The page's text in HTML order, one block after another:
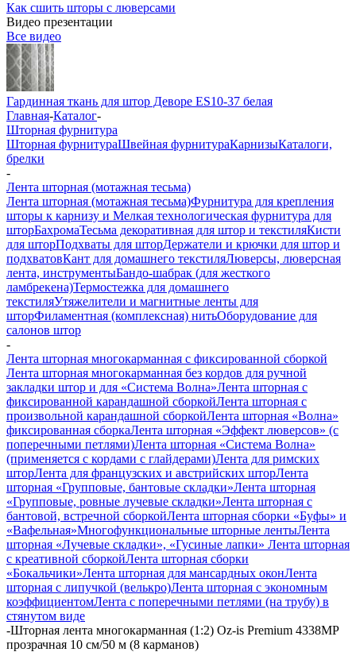
Как сшить шторы с люверсами
Видео презентации
Все видео
Гардинная ткань для штор Деворе ES10-37 белая
Главная-Каталог-
Шторная фурнитура
Шторная фурнитураШвейная фурнитураКарнизыКаталоги,
брелки
-
Лента шторная (мотажная тесьма)
Лента шторная (мотажная тесьма)Фурнитура для крепления
шторы к карнизу и Мелкая технологическая фурнитура для
шторБахромаТесьма декоративная для штор и текстиляКисти
для шторПодхваты для шторДержатели и крючки для штор и
подхватовКант для домашнего текстиляЛюверсы, люверсная
лента, инструментыБандо-шабрак (для жесткого
ламбрекена)Термостежка для домашнего
текстиляУтяжелители и магнитные ленты для
шторФиламентная (комплексная) нитьОборудование для
салонов штор
-
Лента шторная многокарманная с фиксированной сборкой
Лента шторная многокарманная без кордов для ручной
закладки штор и для «Система Волна»Лента шторная с
фиксированной карандашной сборкойЛента шторная с
произвольной карандашной сборкойЛента шторная «Волна»
фиксированная сборкаЛента шторная «Эффект люверсов» (с
поперечными петлями)Лента шторная «Система Волна»
(применяется с кордами с глайдерами)Лента для римских
шторЛента для французских и австрийских шторЛента
шторная «Групповые, бантовые складки»Лента шторная
«Групповые, ровные лучевые складки»Лента шторная с
бантовой, встречной сборкойЛента шторная сборки «Буфы» и
«Вафельная»Многофункциональные шторные лентыЛента
шторная «Лучевые складки», «Гусиные лапки» Лента шторная
с креативной сборкойЛента шторная сборки
«Бокальчики»Лента шторная для мансардных оконЛента
шторная с липучкой (велькро)Лента шторная с экономным
коэффициентомЛента с поперечными петлями (на трубу) в
стянутом виде
-Шторная лента многокарманная (1:2) Oz-is Premium 4338MP
прозрачная 10 см/50 м (8 карманов)